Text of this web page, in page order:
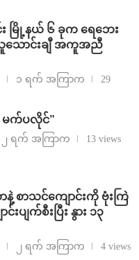
မြို့နယ် ၆ ခုက ရေဘေး
သောင်းချီ အကူအညီ
၁ ရက် အကြာက
29
မက်ပလိုင်”
၂ ရက် အကြာက 13 views
စာသင်ကျောင်းကို ဗုံးကြဲ
းပျက်စီးပြီး နွား ၁၃
၂ ရက် အကြာက 4 views